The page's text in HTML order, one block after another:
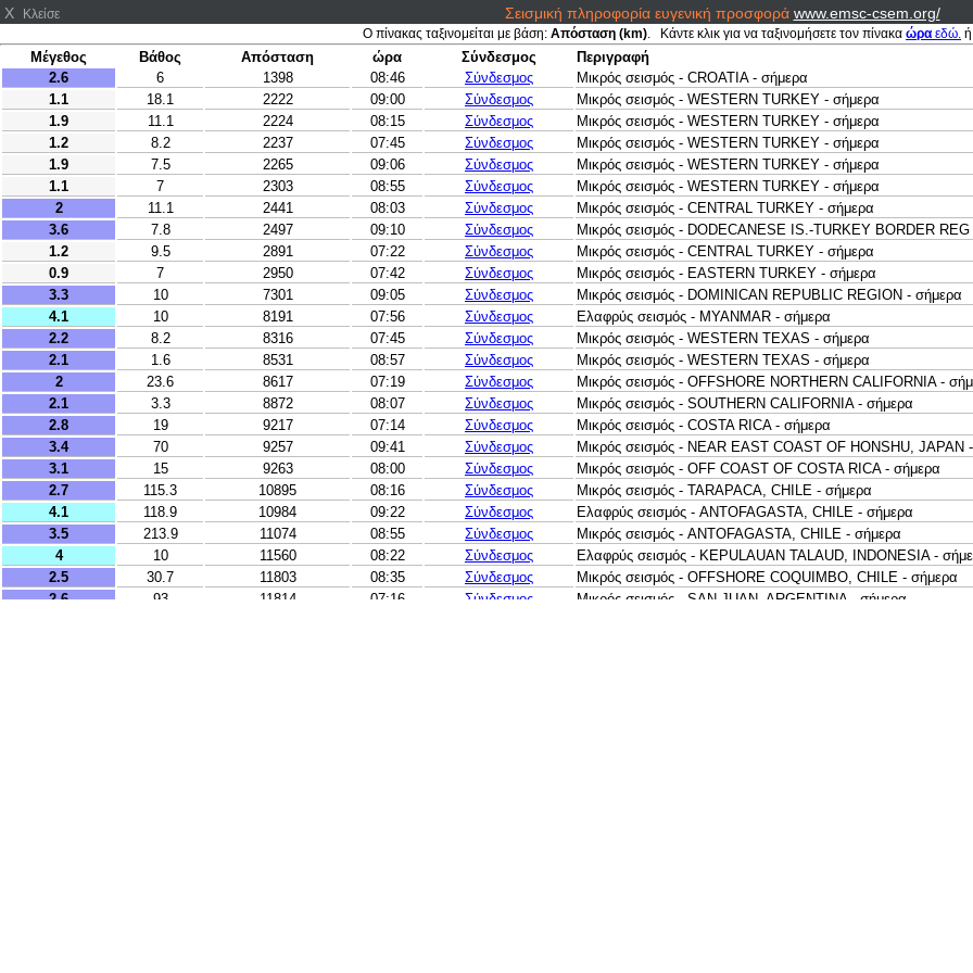
X Κλείσε Σεισμική πληροφορία ευγενική προσφορά www.emsc-csem.org/
Ο πίνακας ταξινομείται με βάση: Απόσταση (km). Κάντε κλικ για να ταξινομήσετε τον πίνακα ώρα εδώ.
Μέγεθος Βάθος Απόσταση ώρα Σύνδεσμος
Περιγραφή
2.6
6 1398 08:46 Σύνδεσμος
Μικρός σεισμός - CROATIA - σήμερα
1.1
18.1 2222 09:00 Σύνδεσμος
Μικρός σεισμός - WESTERN TURKEY - σήμερα
1.9
11.1 2224 08:15 Σύνδεσμος
Μικρός σεισμός - WESTERN TURKEY - σήμερα
1.2
8.2 2237 07:45 Σύνδεσμος
Μικρός σεισμός - WESTERN TURKEY - σήμερα
1.9
7.5 2265 09:06 Σύνδεσμος
Μικρός σεισμός - WESTERN TURKEY - σήμερα
1.1
7 2303 08:55 Σύνδεσμος
Μικρός σεισμός - WESTERN TURKEY - σήμερα
2
11.1 2441 08:03 Σύνδεσμος
Μικρός σεισμός - CENTRAL TURKEY - σήμερα
3.6
7.8 2497 09:10 Σύνδεσμος
Μικρός σεισμός - DODECANESE IS.-TURKEY BORDER
1.2
9.5 2891 07:22 Σύνδεσμος
Μικρός σεισμός - CENTRAL TURKEY - σήμερα
0.9
7 2950 07:42 Σύνδεσμος
Μικρός σεισμός - EASTERN TURKEY - σήμερα
3.3
10 7301 09:05 Σύνδεσμος
Μικρός σεισμός - DOMINICAN REPUBLIC REGION - σήμερα
4.1
10 8191 07:56 Σύνδεσμος
Ελαφρύς σεισμός - MYANMAR - σήμερα
2.2
8.2 8316 07:45 Σύνδεσμος
Μικρός σεισμός - WESTERN TEXAS - σήμερα
2.1
1.6 8531 08:57 Σύνδεσμος
Μικρός σεισμός - WESTERN TEXAS - σήμερα
2
23.6 8617 07:19 Σύνδεσμος
Μικρός σεισμός - OFFSHORE NORTHERN CALIFORNIA -
2.1
3.3 8872 08:07 Σύνδεσμος
Μικρός σεισμός - SOUTHERN CALIFORNIA - σήμερα
2.8
19 9217 07:14 Σύνδεσμος
Μικρός σεισμός - COSTA RICA - σήμερα
3.4
70 9257 09:41 Σύνδεσμος
Μικρός σεισμός - NEAR EAST COAST OF HONSHU, JAPAN
3.1
15 9263 08:00 Σύνδεσμος
Μικρός σεισμός - OFF COAST OF COSTA RICA - σήμερα
2.7
115.3 10895 08:16 Σύνδεσμος
Μικρός σεισμός - TARAPACA, CHILE - σήμερα
4.1
118.9 10984 09:22 Σύνδεσμος
Ελαφρύς σεισμός - ANTOFAGASTA, CHILE - σήμερα
3.5
213.9 11074 08:55 Σύνδεσμος
Μικρός σεισμός - ANTOFAGASTA, CHILE - σήμερα
4
10 11560 08:22 Σύνδεσμος
Ελαφρύς σεισμός - KEPULAUAN TALAUD, INDONESIA -
2.5
30.7 11803 08:35 Σύνδεσμος
Μικρός σεισμός - OFFSHORE COQUIMBO, CHILE - σήμερα
2.6
93 11814 07:16 Σύνδεσμος
Μικρός σεισμός - SAN JUAN, ARGENTINA - σήμερα